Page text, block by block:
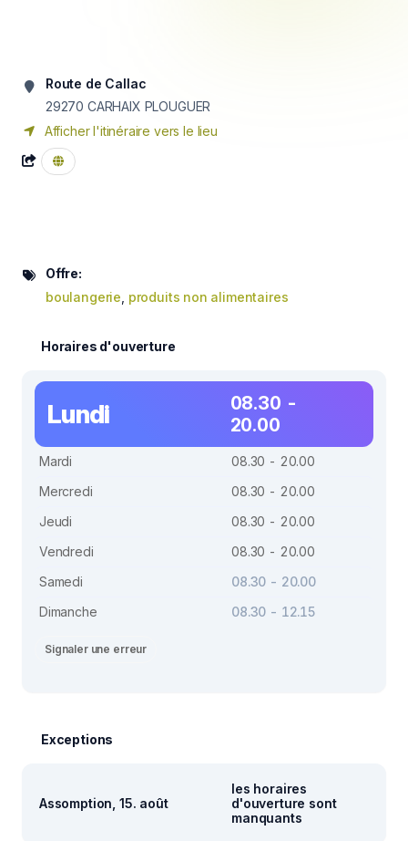
Route de Callac
29270 CARHAIX PLOUGUER
Afficher l'itinéraire vers le lieu
Offre:
boulangerie produits non alimentaires
Horaires d'ouverture
Lundi
08.30 -
20.00
Mardi
08.30 - 20.00
Mercredi
08.30 - 20.00
Jeudi
08.30 - 20.00
Vendredi
08.30 - 20.00
Samedi
08.30 - 20.00
Dimanche
08.30 - 12.15
Signaler une erreur
Exceptions
Assomption, 15. août
les horaires
d'ouverture sont
manquants